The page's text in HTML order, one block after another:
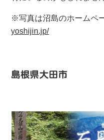
※写真は沼島のホームペ
yoshijin.jp/
島根県大田市